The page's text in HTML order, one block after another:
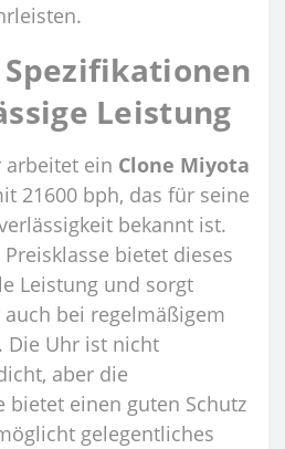
Spezifikationen
Leistung
arbeitet ein Clone Miyota
21600 bph, das für seine
bekannt ist.
bietet dieses
Leistung und sorgt
bei regelmäßigem
Die Uhr ist nicht
aber die
bietet einen guten Schutz
gelegentliches